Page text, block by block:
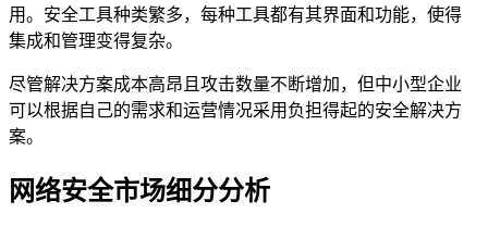
用。安全工具种类繁多，每种工具都有其界面和功能，使得
集成和管理变得复杂。
尽管解决方案成本高昂且攻击数量不断增加，但中小型企业
可以根据自己的需求和运营情况采用负担得起的安全解决方
案。
网络安全市场细分分析